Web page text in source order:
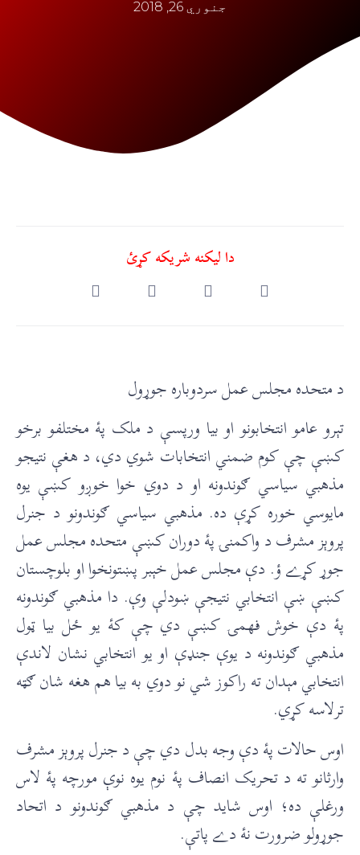
جنوري 26, 2018
دا ليکنه شريکه کړئ
د متحده مجلس عمل سردوباره جوړول
تېرو عامو انتخابونو او بيا ورپسې د ملک پۀ مختلفو برخو
کښې چې کوم ضمني انتخابات شوي دي، د هغې نتيجو
مذهبي سياسي ګوندونه او د دوي خوا خوږو کښې يوه
مايوسي خوره کړې ده. مذهبي سياسي ګوندونو د جنرل
پروېز مشرف د واکمنۍ پۀ دوران کښې متحده مجلس عمل
جوړ کړے ؤ. دې مجلس عمل خېبر پښتونخوا او بلوچستان
کښې ښې انتخابي نتيجې ښودلې وې. دا مذهبي ګوندونه
پۀ دې خوش فهمۍ کښې دي چې کۀ يو ځل بيا ټول
مذهبي ګوندونه د يوې جنډې او يو انتخابي نشان لاندې
انتخابي مېدان ته راکوز شي نو دوي به بيا هم هغه شان ګټه
ترلاسه کړي.
اوس حالات پۀ دې وجه بدل دي چې د جنرل پروېز مشرف
وارثانو ته د تحريک انصاف پۀ نوم يوه نوې مورچه پۀ لاس
ورغلې ده؛ اوس شايد چې د مذهبي ګوندونو د اتحاد
جوړولو ضرورت نۀ دے پاتې.